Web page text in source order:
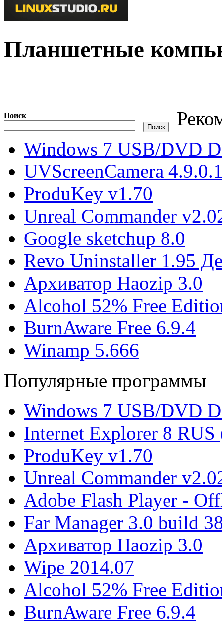
Планшетные
Поиск
Windows 7 USB/DVD
UVScreenCamera
ProduKey v1.70
Unreal Commander
Google sketchup 8.0
Revo Uninstaller 1.95
Архиватор Haozip 3.0
Alcohol 52% Free
BurnAware Free 6.9.4
Winamp 5.666
Популярные программы
Windows 7 USB/DVD
Internet Explorer 8 RUS
ProduKey v1.70
Unreal Commander
Adobe Flash Player -
Far Manager 3.0 build
Архиватор Haozip 3.0
Wipe 2014.07
Alcohol 52% Free
BurnAware Free 6.9.4